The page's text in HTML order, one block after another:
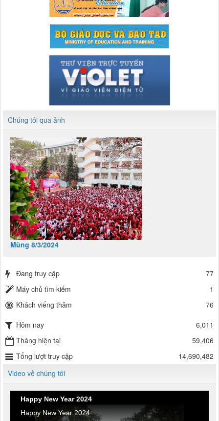
Chúng tôi qua ảnh
Mùng 8/3/2024
Đang truy cập
77
Máy chủ tìm kiếm
1
Khách viếng thăm
76
Hôm nay
6,011
Tháng hiện tại
59,406
Tổng lượt truy cập
14,690,482
Video về chúng tôi
Happy New Year 2024
Happy New Year 2024